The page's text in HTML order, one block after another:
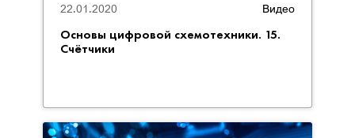
Видео
Основы цифровой схемотехники. 15.
Счётчики
22.01.2020